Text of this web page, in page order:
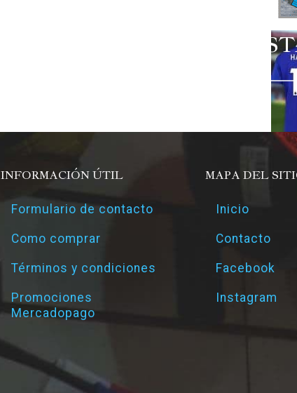
INFORMACIÓN ÚTIL
Formulario de contacto
Como comprar
Términos y condiciones
Promociones
Mercadopago
MAPA DEL
Inicio
Contacto
Facebook
Instagram